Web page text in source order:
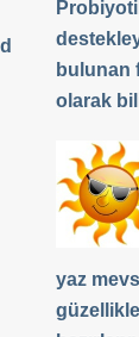
bulunan
olarak
yaz